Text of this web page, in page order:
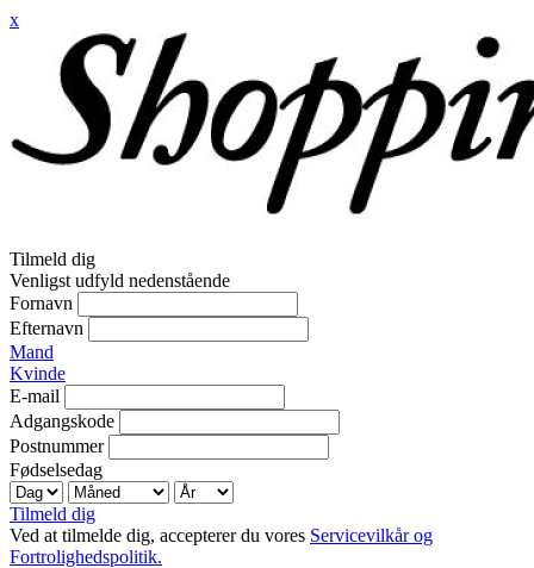
x
Tilmeld dig
Venligst udfyld nedenstående
Fornavn
Efternavn
Mand
Kvinde
E-mail
Adgangskode
Postnummer
Fødselsedag
Tilmeld dig
Ved at tilmelde dig, accepterer du vores Servicevilkår og
Fortrolighedspolitik.